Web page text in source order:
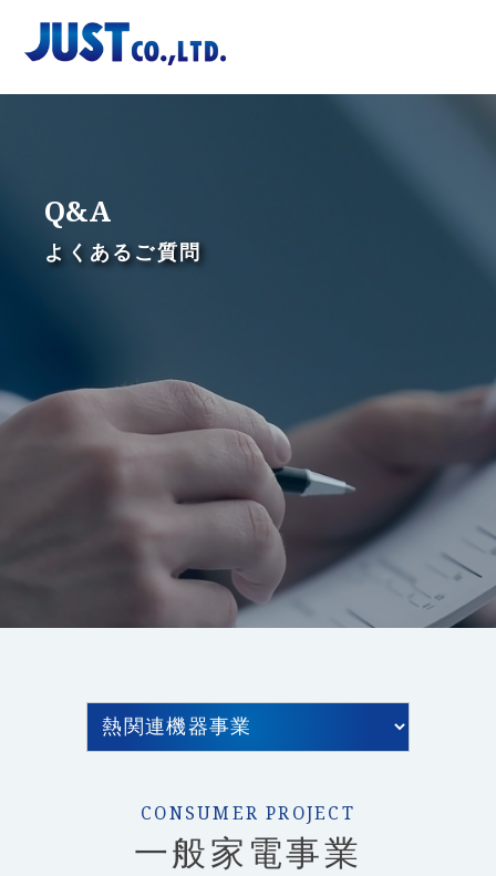
Q&A
よくあるご質問
CONSUMER PROJECT
一般家電事業